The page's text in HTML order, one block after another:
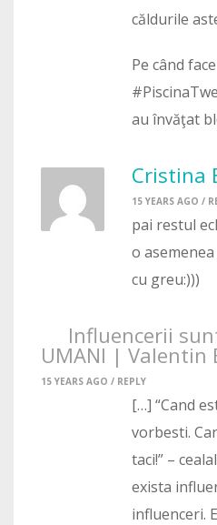
căldurile
Pe când
au învăţat
Cristina
15 YEARS AGO /
pai restul
o
cu greu:)))
Influencerii
UMANI | Valentin
15 YEARS AGO / REPLY
[…] “Cand
vorbesti.
taci!” –
exista
influenceri.